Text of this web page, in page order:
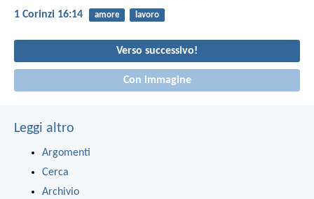
1 Corinzi 16:14 amore lavoro
Verso successivo!
Con immagine
Leggi altro
Argomenti
Cerca
Archivio